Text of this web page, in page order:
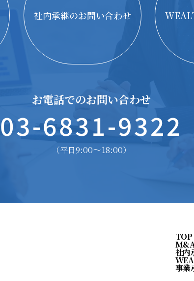
社内承継のお問い合わせ
お電話でのお問い合わせ
03-6831-9322
（平日9:00〜18:00）
TOP
社内
事業